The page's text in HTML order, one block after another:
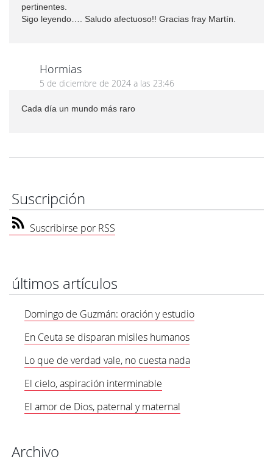
pertinentes.
Sigo leyendo…. Saludo afectuoso!! Gracias fray Martín.
Hormias
5 de diciembre de 2024 a las 23:46
Cada día un mundo más raro
Suscripción
Suscribirse por RSS
últimos artículos
Domingo de Guzmán: oración y estudio
En Ceuta se disparan misiles humanos
Lo que de verdad vale, no cuesta nada
El cielo, aspiración interminable
El amor de Dios, paternal y maternal
Archivo